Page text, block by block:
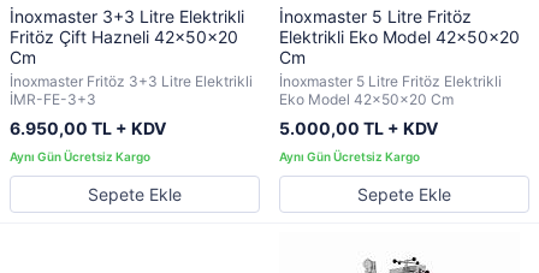
İnoxmaster 3+3 Litre Elektrikli
Fritöz Çift Hazneli 42x50x20
Cm
İnoxmaster Fritöz 3+3 Litre Elektrikli
İMR-FE-3+3
6.950,00 TL + KDV
Sepete Ekle
İnoxmaster 5 Litre Fritöz
Elektrikli Eko Model 42x50x20
Cm
İnoxmaster 5 Litre Fritöz Elektrikli
Eko Model 42x50x20 Cm
5.000,00 TL + KDV
Sepete Ekle